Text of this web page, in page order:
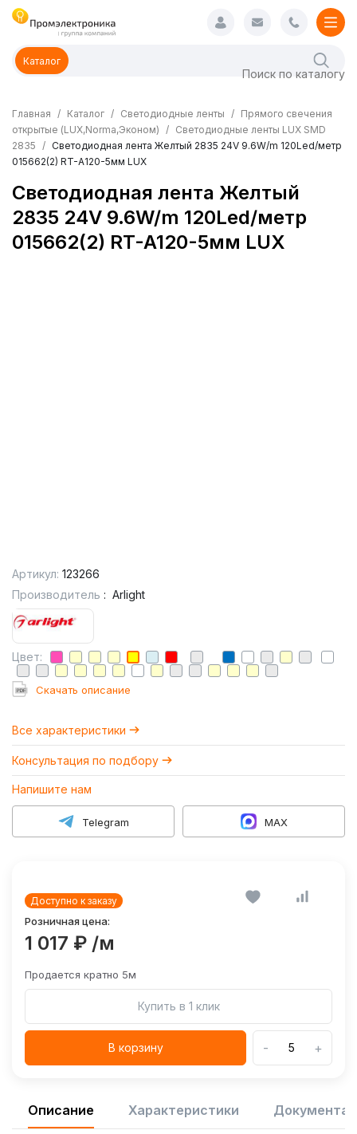
Каталог
Главная Каталог Светодиодные ленты
Прямого свечения
открытые (LUX,Norma,Эконом)
Светодиодные ленты LUX SMD
2835
Светодиодная лента Желтый 2835 24V 9.6W/m 120Led/метр
015662(2) RT-A120-5мм LUX
Светодиодная лента Желтый
2835 24V 9.6W/m 120Led/метр
015662(2) RT-A120-5мм LUX
Артикул: 123266
Производитель : Arlight
Цвет:
Cкачать описание
Все характеристики
Консультация по подбору
Напишите нам
Telegram MAX
Доступно к заказу
Розничная цена:
1 017 ₽ /м
Продается кратно 5м
Купить в 1 клик
В корзину - +
Описание Характеристики